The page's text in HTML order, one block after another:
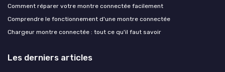
Comment réparer votre montre connectée facilement
Comprendre le fonctionnement d'une montre connectée
Chargeur montre connectée : tout ce qu'il faut savoir
Les derniers articles